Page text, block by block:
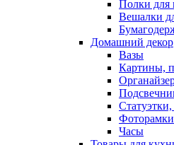
Полки для
Вешалки
Домашний декор
Вазы
Картины,
Фоторамки
Часы